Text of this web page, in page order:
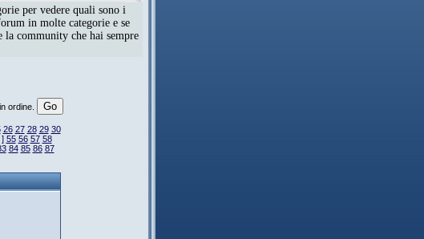
per vedere quali sono i
in molte categorie e se
community che hai sempre
in ordine.
26 27 28 29 30
] 55 56 57 58
84 85 86 87